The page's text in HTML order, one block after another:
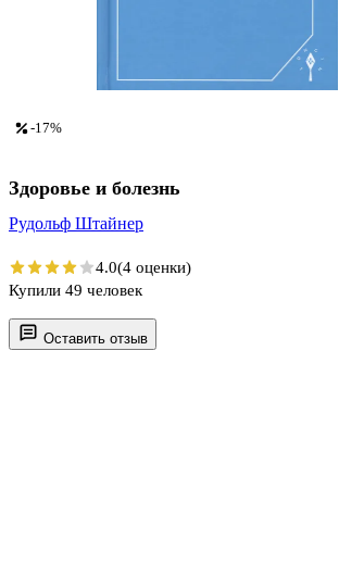
Оставить отзыв
-17%
Здоровье и болезнь
Рудольф Штайнер
4.0(4 оценки)
Купили 49 человек